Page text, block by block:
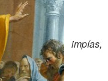
impías,